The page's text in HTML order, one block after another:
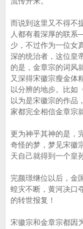
而说到这里又不得不
人都有着深厚的联
少，不过作为一位女
深的统治者，这位皇
的是，金章宗的词风
又深得宋徽宗瘦金体
以分辨的地步。比如
以为是宋徽宗的作品
家都完全相信金章宗
更为神乎其神的是，
奇怪的梦，梦见宋徽
天自己就得到一个皇
完颜璟继位以后，金
蝗灾不断，黄河决口
的转世报复！
宋徽宗和金章宗都因